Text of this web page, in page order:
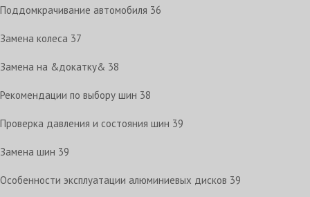
Поддомкрачивание автомобиля 36
Замена колеса 37
Замена на &докатку& 38
Рекомендации по выбору шин 38
Проверка давления и состояния шин 39
Замена шин 39
Особенности эксплуатации алюминиевых дисков 39